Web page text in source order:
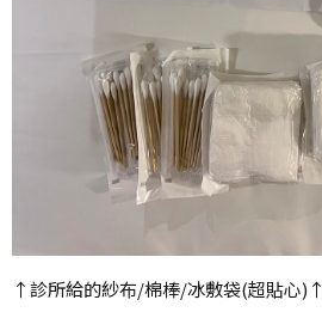
↑診所給的紗布/棉棒/冰敷袋(超貼心)↑